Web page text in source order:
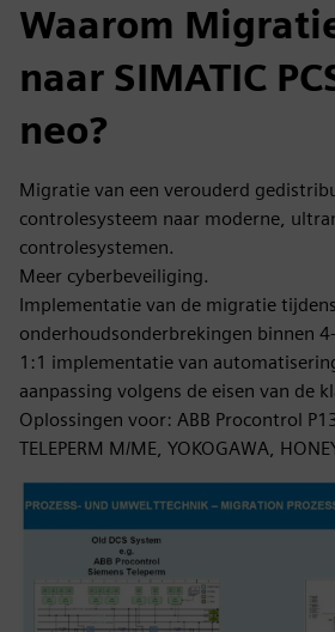
Waarom
naar SIMATIC
neo?
Migratie van een verouderd
controlesysteem naar moderne,
controlesystemen.
Meer cyberbeveiliging.
Implementatie van de migratie
onderhoudsonderbrekingen binnen
1:1 implementatie van
aanpassing volgens de eisen van de
Oplossingen voor: ABB Procontrol
TELEPERM M/ME, YOKOGAWA,